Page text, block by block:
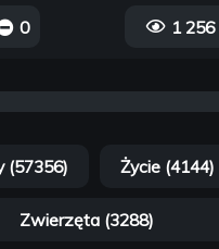
0 1 256
(57356) Życie (4144)
Zwierzęta (3288)